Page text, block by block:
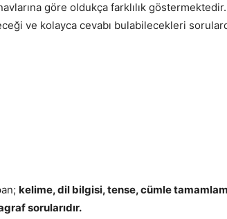
göre oldukça farklılık
ve kolayca cevabı bulabilecekleri
kelime, dil bilgisi, tense, cümle
sorularıdır.